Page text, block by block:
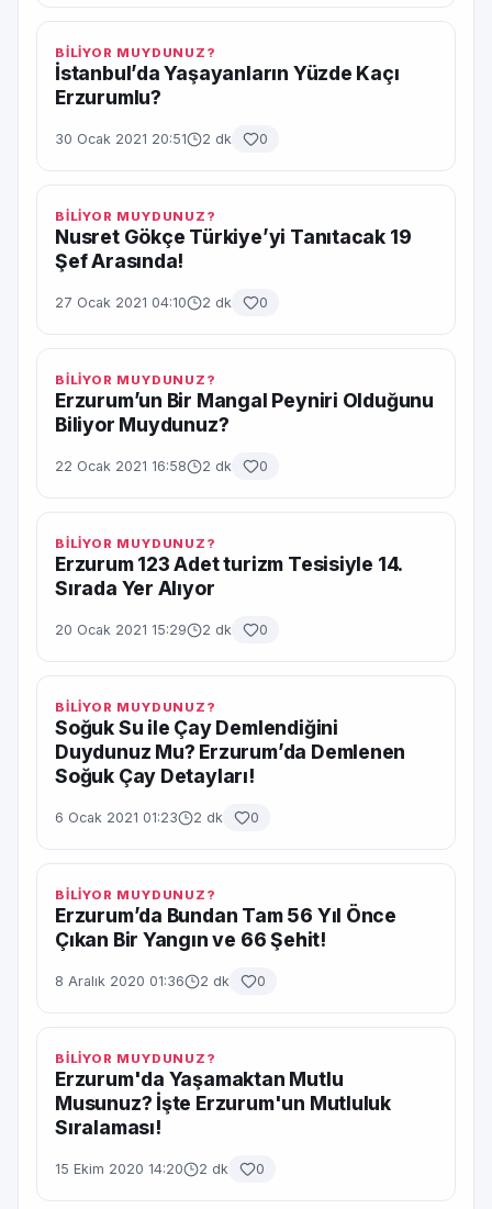
BİLİYOR MUYDUNUZ?
İstanbul’da Yaşayanların Yüzde Kaçı
Erzurumlu?
30 Ocak 2021 20:51 2 dk 0
BİLİYOR MUYDUNUZ?
Nusret Gökçe Türkiye’yi Tanıtacak 19
Şef Arasında!
27 Ocak 2021 04:10 2 dk 0
BİLİYOR MUYDUNUZ?
Erzurum’un Bir Mangal Peyniri Olduğunu
Biliyor Muydunuz?
22 Ocak 2021 16:58 2 dk 0
BİLİYOR MUYDUNUZ?
Erzurum 123 Adet turizm Tesisiyle 14.
Sırada Yer Alıyor
20 Ocak 2021 15:29 2 dk 0
BİLİYOR MUYDUNUZ?
Soğuk Su ile Çay Demlendiğini
Duydunuz Mu? Erzurum’da Demlenen
Soğuk Çay Detayları!
6 Ocak 2021 01:23 2 dk 0
BİLİYOR MUYDUNUZ?
Erzurum’da Bundan Tam 56 Yıl Önce
Çıkan Bir Yangın ve 66 Şehit!
8 Aralık 2020 01:36 2 dk 0
BİLİYOR MUYDUNUZ?
Erzurum'da Yaşamaktan Mutlu
Musunuz? İşte Erzurum'un Mutluluk
Sıralaması!
15 Ekim 2020 14:20 2 dk 0